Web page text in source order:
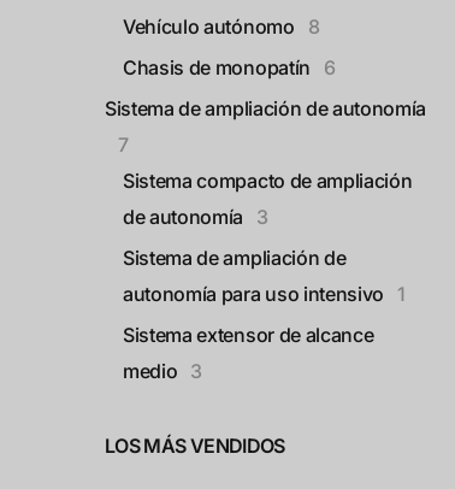
Vehículo autónomo
8
Chasis de monopatín
6
Sistema de ampliación de autonomía
7
Sistema compacto de ampliación
de autonomía
3
Sistema de ampliación de
autonomía para uso intensivo
1
Sistema extensor de alcance
medio 3
LOS MÁS VENDIDOS